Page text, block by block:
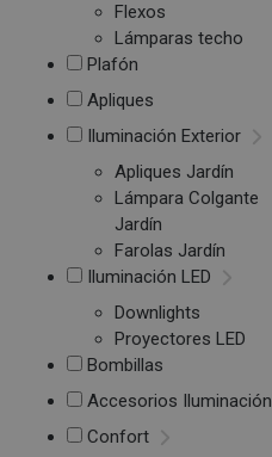
Flexos
Lámparas techo
Plafón
Apliques
Iluminación Exterior
Apliques Jardín
Lámpara Colgante
Jardín
Farolas Jardín
Iluminación LED
Downlights
Proyectores LED
Bombillas
Accesorios Iluminación
Confort